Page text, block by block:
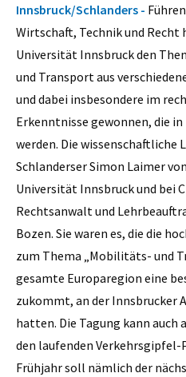
Innsbruck/Schlanders -
Wirtschaft, Technik und Recht
Universität Innsbruck den
und Transport aus
und dabei insbesondere im
Erkenntnisse gewonnen, die
werden. Die
Schlanderser Simon Laimer
Universität Innsbruck und bei
Rechtsanwalt und
Bozen. Sie waren es, die die
zum Thema „Mobilitäts- und
gesamte Europaregion eine
zukommt, an der Innsbrucker
hatten. Die Tagung kann auch
den laufenden Verkehrsgipfel-
Frühjahr soll nämlich der